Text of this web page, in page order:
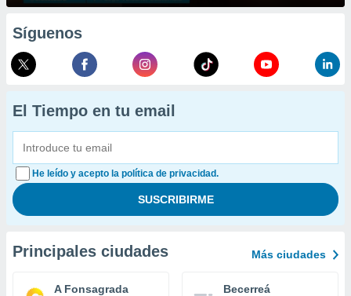
Síguenos
El Tiempo en tu email
He leído y acepto la política de privacidad.
Principales ciudades Más ciudades
A Fonsagrada Becerreá